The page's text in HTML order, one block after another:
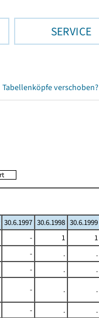
SERVICE
Tabellenköpfe verschoben?
30.6.1997 30.6.1998 30.6.1999
- 1 1
- . .
- . .
- . .
- . .